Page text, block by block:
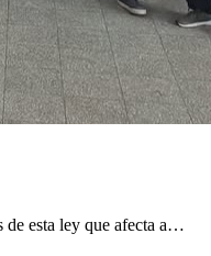
de esta ley que afecta a…